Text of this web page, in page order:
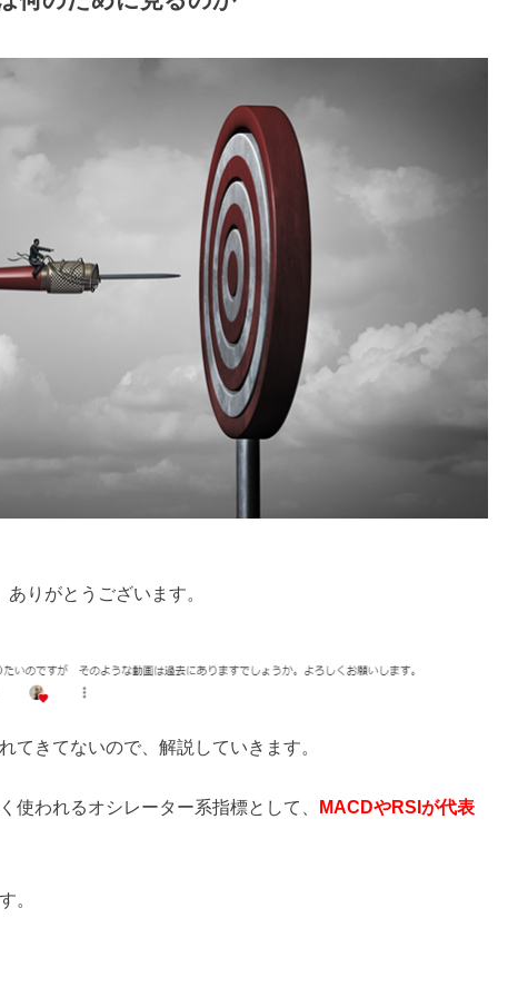
りがとうございます。
てきてないので、解説していきます。
使われるオシレーター系指標として、 MACDやRSIが代表
。